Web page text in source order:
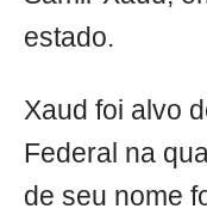
estado.
Xaud foi alvo
Federal na
de seu nome